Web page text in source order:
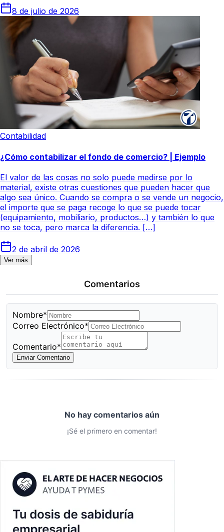
8 de julio de 2026
Contabilidad
¿Cómo contabilizar el fondo de comercio? | Ejemplo
El valor de las cosas no solo puede medirse por lo
material, existe otras cuestiones que pueden hacer que
algo sea único. Cuando se compra o se vende un negocio,
el importe que se paga recoge lo que se puede tocar
(equipamiento, mobiliario, productos…) y también lo que
no se toca, pero marca la diferencia. […]
2 de abril de 2026
Ver más
Comentarios
Nombre*
Correo Electrónico*
Comentario*
Enviar Comentario
No hay comentarios aún
¡Sé el primero en comentar!